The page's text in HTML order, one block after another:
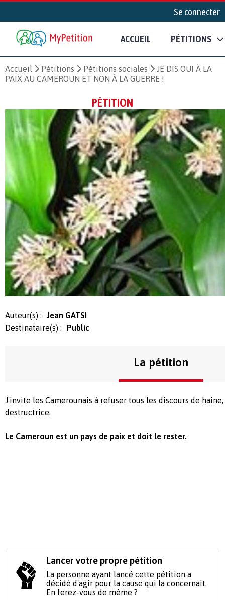
Se connecter
ACCUEIL PÉTITIONS
Accueil Pétitions Pétitions sociales
JE DIS OUI À LA
PAIX AU CAMEROUN ET NON À LA GUERRE !
PÉTITION
Auteur(s) :
Jean GATSI
Destinataire(s) :
Public
La pétition
J'invite les Camerounais à refuser tous les discours de
destructrice.
Le Cameroun est un pays de paix et doit le rester.
Lancer votre propre pétition
La personne ayant lancé cette pétition a
décidé d'agir pour la cause qui la concernait.
En ferez-vous de même ?